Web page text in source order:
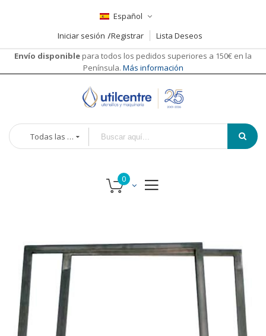
Español
Iniciar sesión
Registrar
Lista Deseos
Envío disponible para todos los pedidos superiores a 150€ en la
Península. Más información
Todas las categorías
galería
imágenes